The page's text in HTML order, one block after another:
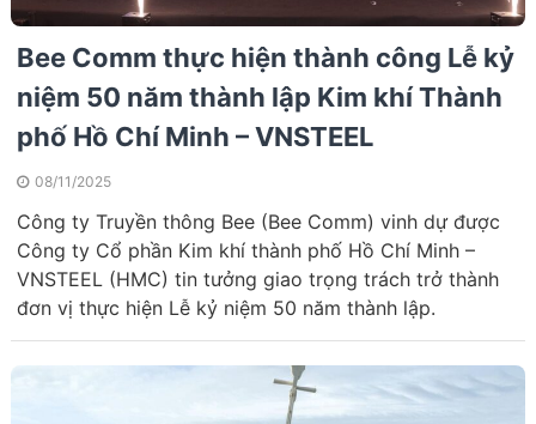
Bee Comm thực hiện thành công Lễ kỷ
niệm 50 năm thành lập Kim khí Thành
phố Hồ Chí Minh – VNSTEEL
08/11/2025
Công ty Truyền thông Bee (Bee Comm) vinh dự được
Công ty Cổ phần Kim khí thành phố Hồ Chí Minh –
VNSTEEL (HMC) tin tưởng giao trọng trách trở thành
đơn vị thực hiện Lễ kỷ niệm 50 năm thành lập.